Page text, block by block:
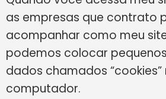
as empresas que contrato
acompanhar como meu
podemos colocar
dados chamados “cookies”
computador.